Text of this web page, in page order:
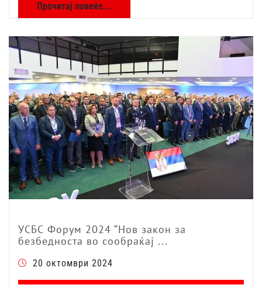
Прочитај повеќе...
УСБС Форум 2024 “Нов закон за
безбедноста во сообраќај ...
20 октомври 2024